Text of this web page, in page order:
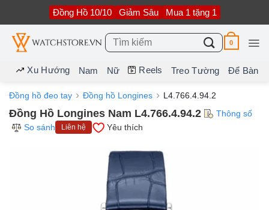
nội
dung
Đồng Hồ 10/10 Giảm Sâu Mua 1 tặng 1
Tìm
kiếm:
0
Xu Hướng Nam Nữ Reels Treo Tường Để Bàn
Đồng hồ đeo tay Đồng hồ Longines L4.766.4.94.2
Đồng Hồ Longines Nam L4.766.4.94.2
Thông số
So sánh
Liên hệ Yêu thích